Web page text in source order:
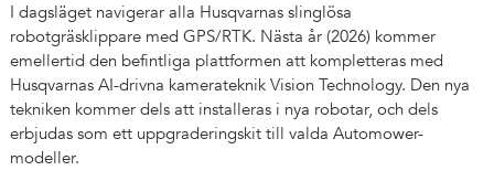
I dagsläget navigerar alla Husqvarnas slinglösa
robotgräsklippare med GPS/RTK. Nästa år (2026) kommer
emellertid den befintliga plattformen att kompletteras med
Husqvarnas AI-drivna kamerateknik Vision Technology. Den nya
tekniken kommer dels att installeras i nya robotar, och dels
erbjudas som ett uppgraderingskit till valda Automower-
modeller.